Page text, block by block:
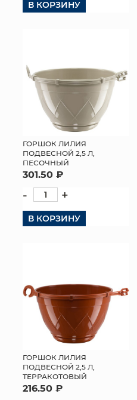
В КОРЗИНУ
ГОРШОК ЛИЛИЯ
ПОДВЕСНОЙ 2,5 Л,
ПЕСОЧНЫЙ
301.50 ₽
- +
В КОРЗИНУ
ГОРШОК ЛИЛИЯ
ПОДВЕСНОЙ 2,5 Л,
ТЕРРАКОТОВЫЙ
216.50 ₽